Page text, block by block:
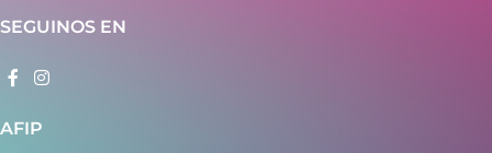
SEGUINOS EN
AFIP